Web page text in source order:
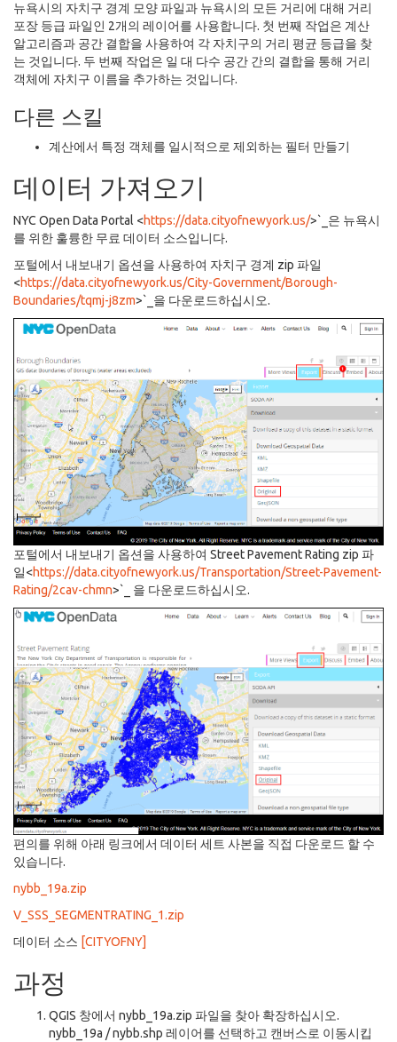
뉴욕시의 자치구 경계 모양 파일과 뉴욕시의 모든 거리에 대해 거리
포장 등급 파일인 2개의 레이어를 사용합니다. 첫 번째 작업은 계산
알고리즘과 공간 결합을 사용하여 각 자치구의 거리 평균 등급을 찾
는 것입니다. 두 번째 작업은 일 대 다수 공간 간의 결합을 통해 거리
객체에 자치구 이름을 추가하는 것입니다.
다른 스킬
계산에서 특정 객체를 일시적으로 제외하는 필터 만들기
데이터 가져오기
NYC Open Data Portal <https://data.cityofnewyork.us/>`_은 뉴욕시
를 위한 훌륭한 무료 데이터 소스입니다.
포털에서 내보내기 옵션을 사용하여 자치구 경계 zip 파일
<https://data.cityofnewyork.us/City-Government/Borough-
Boundaries/tqmj-j8zm>`_을 다운로드하십시오.
포털에서 내보내기 옵션을 사용하여 Street Pavement Rating zip 파
일<https://data.cityofnewyork.us/Transportation/Street-Pavement-
Rating/2cav-chmn>`_ 을 다운로드하십시오.
편의를 위해 아래 링크에서 데이터 세트 사본을 직접 다운로드 할 수
있습니다.
nybb_19a.zip
V_SSS_SEGMENTRATING_1.zip
데이터 소스 [CITYOFNY]
과정
QGIS 창에서 nybb_19a.zip 파일을 찾아 확장하십시오.
nybb_19a / nybb.shp 레이어를 선택하고 캔버스로 이동시킵